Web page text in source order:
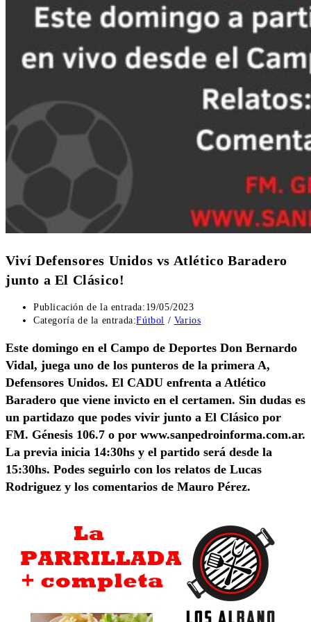
Viví Defensores Unidos vs Atlético Baradero
junto a El Clásico!
Publicación de la entrada: 19/05/2023
Categoría de la entrada:Fútbol / Varios
Este domingo en el Campo de Deportes Don Bernardo
Vidal, juega uno de los punteros de la primera A,
Defensores Unidos. El CADU enfrenta a Atlético
Baradero que viene invicto en el certamen. Sin dudas es
un partidazo que podes vivir junto a El Clásico por
FM. Génesis 106.7 o por www.sanpedroinforma.com.ar.
La previa inicia 14:30hs y el partido será desde la
15:30hs. Podes seguirlo con los relatos de Lucas
Rodriguez y los comentarios de Mauro Pérez.